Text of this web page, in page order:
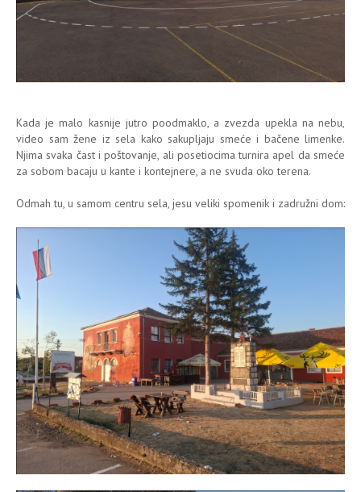
Kada je malo kasnije jutro poodmaklo, a zvezda upekla na nebu,
video sam žene iz sela kako sakupljaju smeće i bačene limenke.
Njima svaka čast i poštovanje, ali posetiocima turnira apel da smeće
za sobom bacaju u kante i kontejnere, a ne svuda oko terena.
Odmah tu, u samom centru sela, jesu veliki spomenik i zadružni dom: